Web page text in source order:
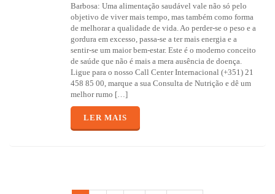
Barbosa: Uma alimentação saudável vale não só pelo
objetivo de viver mais tempo, mas também como forma
de melhorar a qualidade de vida. Ao perder-se o peso e a
gordura em excesso, passa-se a ter mais energia e a
sentir-se um maior bem-estar. Este é o moderno conceito
de saúde que não é mais a mera ausência de doença.
Ligue para o nosso Call Center Internacional (+351) 21
458 85 00, marque a sua Consulta de Nutrição e dê um
melhor rumo […]
LER MAIS